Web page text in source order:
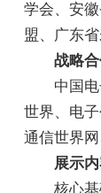
学会、安
盟、广东
战略合
中国电子
世界、电子
通信世界
展示内
核心基